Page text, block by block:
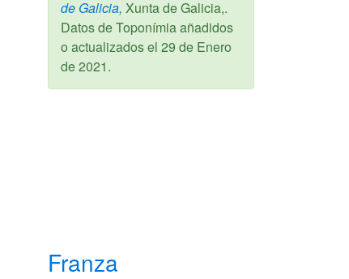
de Galicia, Xunta de Galicia,.
Datos de Toponímia añadidos
o actualizados el 29 de Enero
de 2021.
Franza